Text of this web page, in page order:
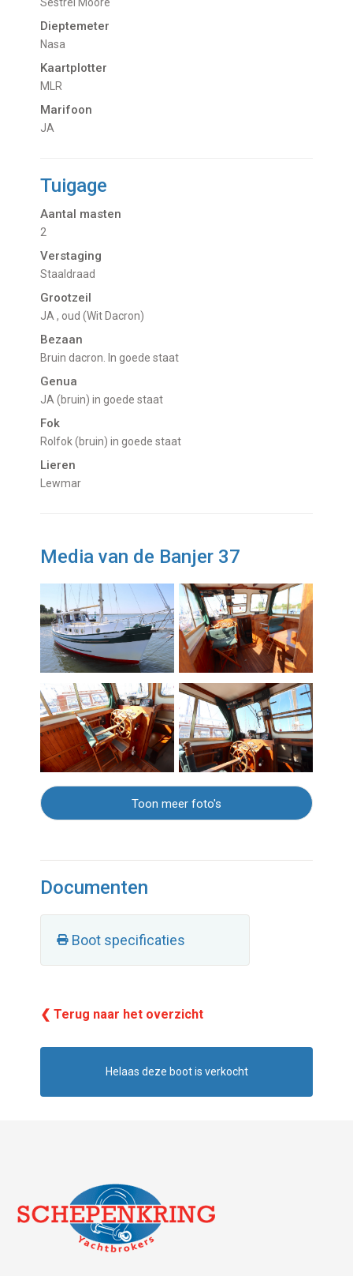
Dieptemeter
Nasa
Kaartplotter
MLR
Marifoon
JA
Tuigage
Aantal masten
2
Verstaging
Staaldraad
Grootzeil
JA , oud (Wit Dacron)
Bezaan
Bruin dacron. In goede staat
Genua
JA (bruin) in goede staat
Fok
Rolfok (bruin) in goede staat
Lieren
Lewmar
Media van de Banjer 37
Toon meer foto's
Documenten
Boot specificaties
❮ Terug naar het overzicht
Helaas deze boot is verkocht